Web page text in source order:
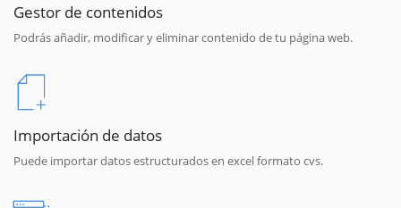
Gestor de contenidos
Podrás añadir, modificar y eliminar contenido de tu página web.
Importación de datos
Puede importar datos estructurados en excel formato cvs.